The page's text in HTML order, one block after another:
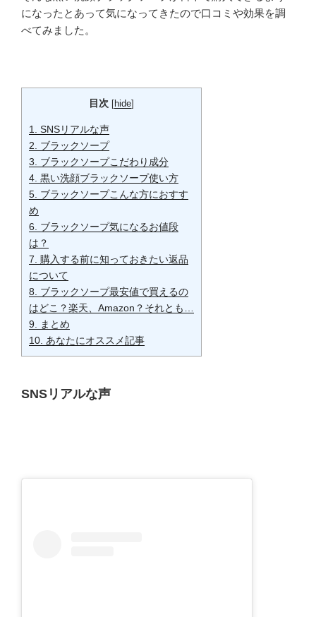
になったとあって気になってきたので口コミや効果を調
べてみました。
目次 [hide]
1. SNSリアルな声
2. ブラックソープ
3. ブラックソープこだわり成分
4. 黒い洗顔ブラックソープ使い方
5. ブラックソープこんな方におすす
め
6. ブラックソープ気になるお値段
は？
7. 購入する前に知っておきたい返品
について
8. ブラックソープ最安値で買えるの
はどこ？楽天、Amazon？それとも…
9. まとめ
10. あなたにオススメ記事
SNSリアルな声